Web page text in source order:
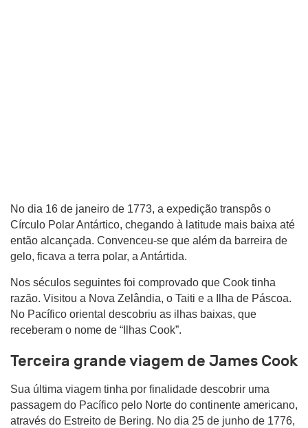
No dia 16 de janeiro de 1773, a expedição transpôs o
Círculo Polar Antártico, chegando à latitude mais baixa até
então alcançada. Convenceu-se que além da barreira de
gelo, ficava a terra polar, a Antártida.
Nos séculos seguintes foi comprovado que Cook tinha
razão. Visitou a Nova Zelândia, o Taiti e a Ilha de Páscoa.
No Pacífico oriental descobriu as ilhas baixas, que
receberam o nome de “Ilhas Cook”.
Terceira grande viagem de James Cook
Sua última viagem tinha por finalidade descobrir uma
passagem do Pacífico pelo Norte do continente americano,
através do Estreito de Bering. No dia 25 de junho de 1776,